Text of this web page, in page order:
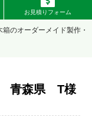
お見積りフォーム
のオーダーメイド製作・
青森県 T様